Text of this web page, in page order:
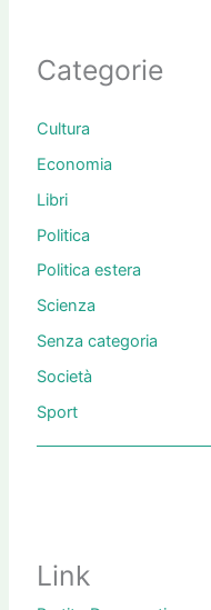
Categorie
Cultura
Economia
Libri
Politica
Politica estera
Scienza
Senza categoria
Società
Sport
Link